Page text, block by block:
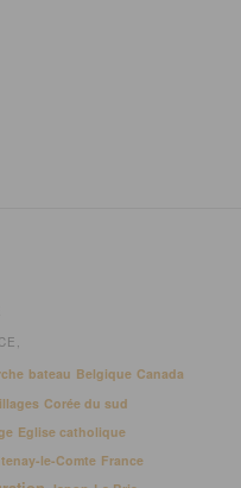
bateau Belgique Canada
Corée du sud
Eglise catholique
le-Comte France